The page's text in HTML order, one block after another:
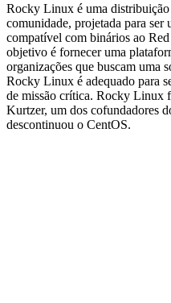
Rocky Linux é uma
comunidade, projetada para ser
compatível com binários ao
objetivo é fornecer uma
organizações que buscam uma
Rocky Linux é adequado para
de missão crítica. Rocky Linux
Kurtzer, um dos cofundadores
descontinuou o CentOS.